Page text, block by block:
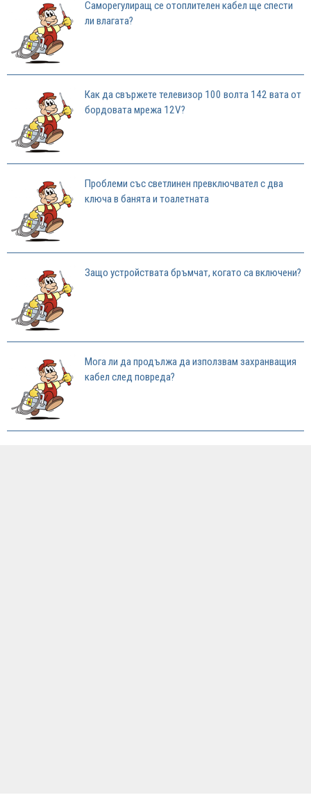
Саморегулиращ се отоплителен кабел ще спести
ли влагата?
Как да свържете телевизор 100 волта 142 вата от
бордовата мрежа 12V?
Проблеми със светлинен превключвател с два
ключа в банята и тоалетната
Защо устройствата бръмчат, когато са включени?
Мога ли да продължа да използвам захранващия
кабел след повреда?